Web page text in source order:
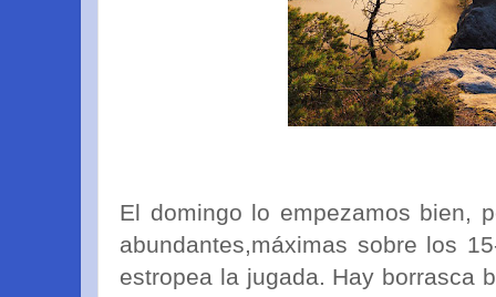
El domingo lo empezamos bien,
abundantes,máximas sobre los
estropea la jugada. Hay borrasca